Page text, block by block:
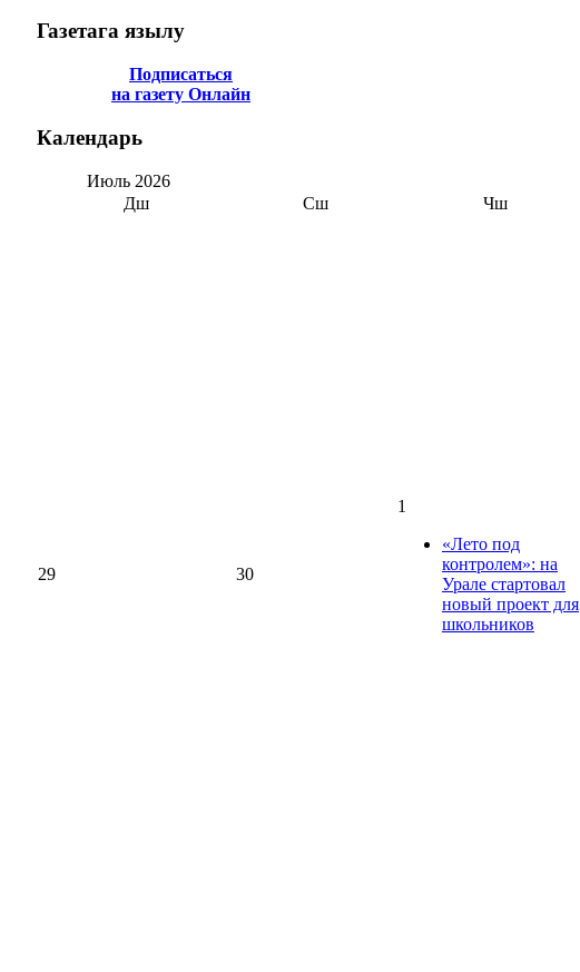
Газетага язылу
Подписаться
на газету Онлайн
Календарь
Июль 2026
Дш
Сш Чш
29 30
1
«Лето под
контролем»: на
Урале стартовал
новый проект для
школьников